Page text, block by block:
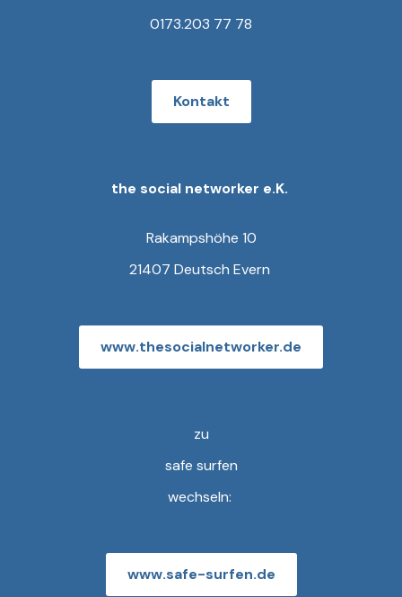
0173.203 77 78
Kontakt
the social networker e.K.
Rakampshöhe 10
21407 Deutsch Evern
www.thesocialnetworker.de
zu
safe surfen
wechseln:
www.safe-surfen.de